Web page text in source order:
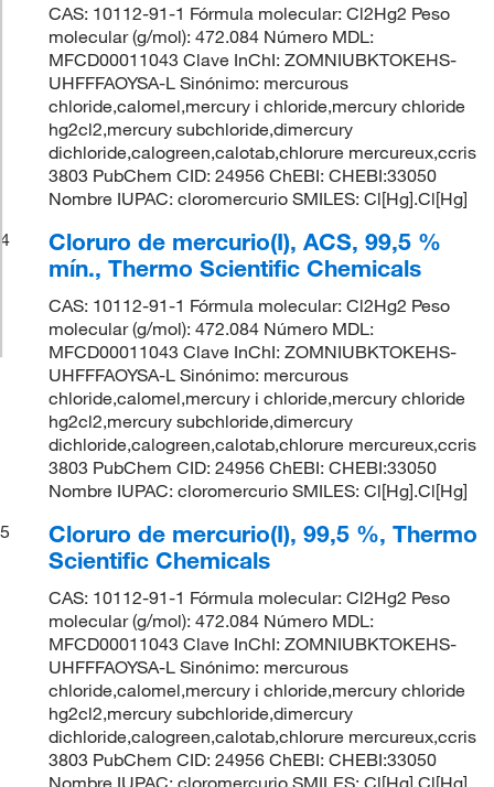
CAS: 10112-91-1 Fórmula molecular: Cl2Hg2 Peso
molecular (g/mol): 472.084 Número MDL:
MFCD00011043 Clave InChI: ZOMNIUBKTOKEHS-
UHFFFAOYSA-L Sinónimo: mercurous
chloride,calomel,mercury i chloride,mercury chloride
hg2cl2,mercury subchloride,dimercury
dichloride,calogreen,calotab,chlorure mercureux,ccris
3803 PubChem CID: 24956 ChEBI: CHEBI:33050
Nombre IUPAC: cloromercurio SMILES: Cl[Hg].Cl[Hg]
4
Cloruro de mercurio(I), ACS, 99,5 %
mín., Thermo Scientific Chemicals
CAS: 10112-91-1 Fórmula molecular: Cl2Hg2 Peso
molecular (g/mol): 472.084 Número MDL:
MFCD00011043 Clave InChI: ZOMNIUBKTOKEHS-
UHFFFAOYSA-L Sinónimo: mercurous
chloride,calomel,mercury i chloride,mercury chloride
hg2cl2,mercury subchloride,dimercury
dichloride,calogreen,calotab,chlorure mercureux,ccris
3803 PubChem CID: 24956 ChEBI: CHEBI:33050
Nombre IUPAC: cloromercurio SMILES: Cl[Hg].Cl[Hg]
5
Cloruro de mercurio(I), 99,5 %, Thermo
Scientific Chemicals
CAS: 10112-91-1 Fórmula molecular: Cl2Hg2 Peso
molecular (g/mol): 472.084 Número MDL:
MFCD00011043 Clave InChI: ZOMNIUBKTOKEHS-
UHFFFAOYSA-L Sinónimo: mercurous
chloride,calomel,mercury i chloride,mercury chloride
hg2cl2,mercury subchloride,dimercury
dichloride,calogreen,calotab,chlorure mercureux,ccris
3803 PubChem CID: 24956 ChEBI: CHEBI:33050
Nombre IUPAC: cloromercurio SMILES: Cl[Hg].Cl[Hg]